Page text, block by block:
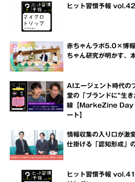
ヒット習慣予報
赤ちゃんラボ5.0×
ちゃん研究が明かす、
AIエージェント時代の
堂の「ブランドに“生
線【MarkeZine Day
ート】
情報収集の入り口が激
仕掛ける「認知形成」
ヒット習慣予報